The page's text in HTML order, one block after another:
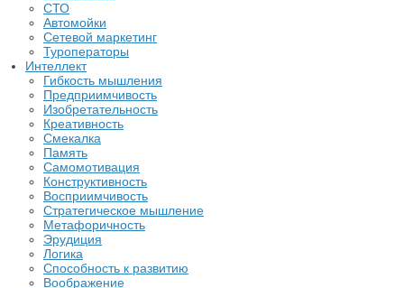
СТО
Автомойки
Сетевой маркетинг
Туроператоры
Интеллект
Гибкость мышления
Предприимчивость
Изобретательность
Креативность
Смекалка
Память
Самомотивация
Конструктивность
Восприимчивость
Стратегическое мышление
Метафоричность
Эрудиция
Логика
Способность к развитию
Воображение